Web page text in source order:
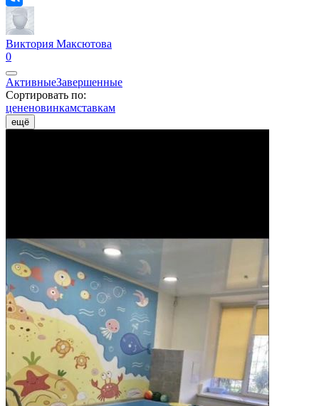
Виктория Максютова
0
АктивныеЗавершенные
Сортировать по:
цененовинкамставкам
ещё